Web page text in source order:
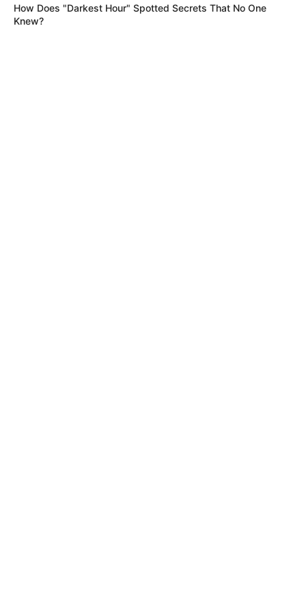
How Does "Darkest Hour" Spotted Secrets That No One
Knew?